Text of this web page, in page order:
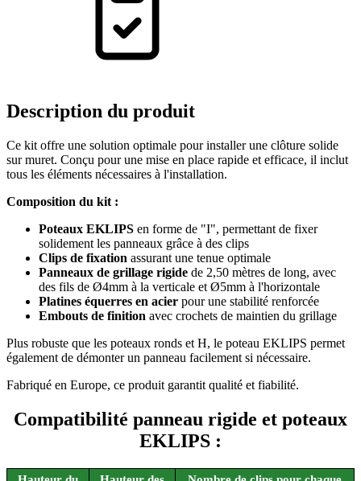
Description du produit
Ce kit offre une solution optimale pour installer une clôture solide
sur muret. Conçu pour une mise en place rapide et efficace, il inclut
tous les éléments nécessaires à l'installation.
Composition du kit :
Poteaux EKLIPS en forme de "I", permettant de fixer
solidement les panneaux grâce à des clips
Clips de fixation assurant une tenue optimale
Panneaux de grillage rigide de 2,50 mètres de long, avec
des fils de Ø4mm à la verticale et Ø5mm à l'horizontale
Platines équerres en acier pour une stabilité renforcée
Embouts de finition avec crochets de maintien du grillage
Plus robuste que les poteaux ronds et H, le poteau EKLIPS permet
également de démonter un panneau facilement si nécessaire.
Fabriqué en Europe, ce produit garantit qualité et fiabilité.
Compatibilité panneau rigide et poteaux
EKLIPS :